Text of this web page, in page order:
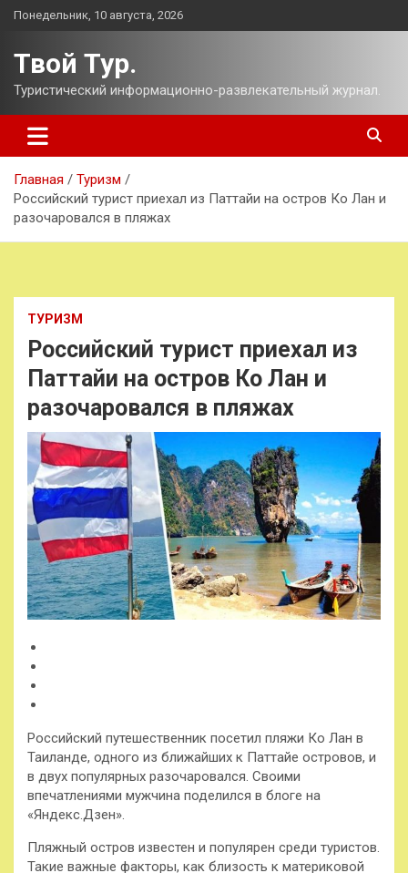
Перейти
Понедельник, 10 августа, 2026
Твой Тур.
Туристический информационно-развлекательный журнал.
Главная
Туризм
Российский турист приехал из Паттайи на остров Ко Лан и
разочаровался в пляжах
ТУРИЗМ
Российский турист приехал из
Паттайи на остров Ко Лан и
разочаровался в пляжах
Российский путешественник посетил пляжи Ко Лан в
Таиланде, одного из ближайших к Паттайе островов, и
в двух популярных разочаровался. Своими
впечатлениями мужчина поделился в блоге на
«Яндекс.Дзен».
Пляжный остров известен и популярен среди туристов.
Такие важные факторы, как близость к материковой